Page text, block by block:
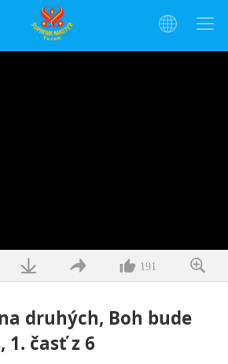
191
druhých, Boh bude
1. časť z 6